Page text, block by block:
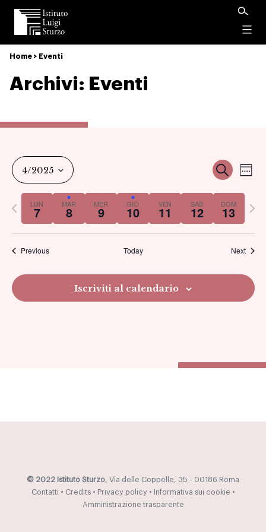
Istituto
Luigi
Sturzo
Home > Eventi
Archivi: Eventi
e
viste
Cerca
4/2025
Select
date.LUN
7 MAR
8 MER
9 GIO
10 VEN
11 SAB
12 DOM
13
Previous
week
Previous Today Next
Iscriviti al calendario
© 2022 Istituto Sturzo, Via delle Coppelle, 35 - 00186 Roma
Contatti • Credits• Privacy policy• Informativa sui cookie •
Amministrazione trasparente